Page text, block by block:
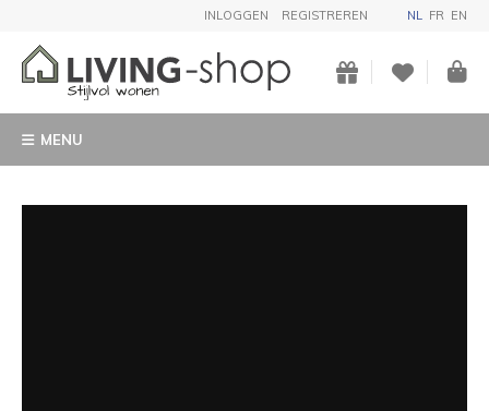
INLOGGEN REGISTREREN NL FR EN
MENU